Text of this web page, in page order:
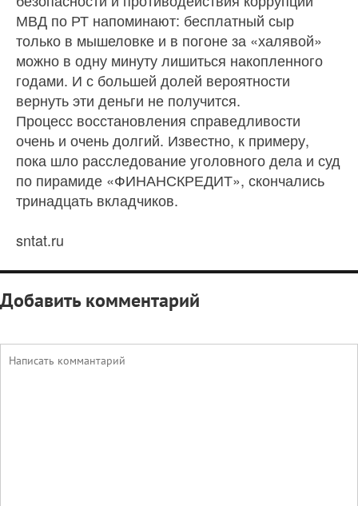
МВД по РТ напоминают: бесплатный сыр
только в мышеловке и в погоне за «халявой»
можно в одну минуту лишиться накопленного
годами. И с большей долей вероятности
вернуть эти деньги не получится.
Процесс восстановления справедливости
очень и очень долгий. Известно, к примеру,
пока шло расследование уголовного дела и суд
по пирамиде «ФИНАНСКРЕДИТ», скончались
тринадцать вкладчиков.
sntat.ru
Добавить комментарий